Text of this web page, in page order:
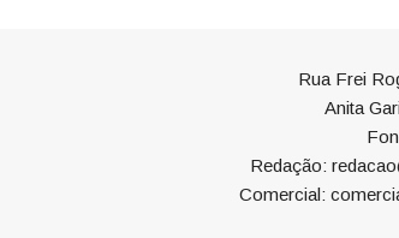
Rua Frei
Anita
Redação:
Comercial: